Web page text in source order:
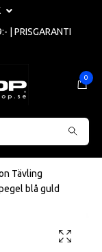
| PRISGARANTI
0
Tävling
blå guld